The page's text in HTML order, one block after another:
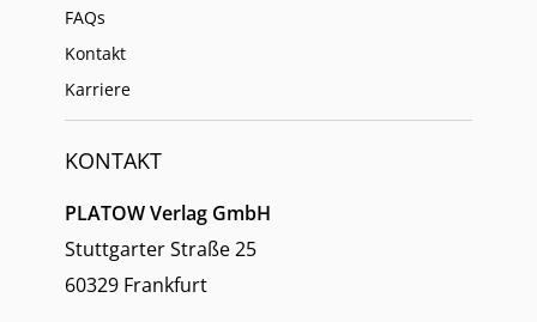
FAQs
Kontakt
Karriere
KONTAKT
PLATOW Verlag GmbH
Stuttgarter Straße 25
60329 Frankfurt